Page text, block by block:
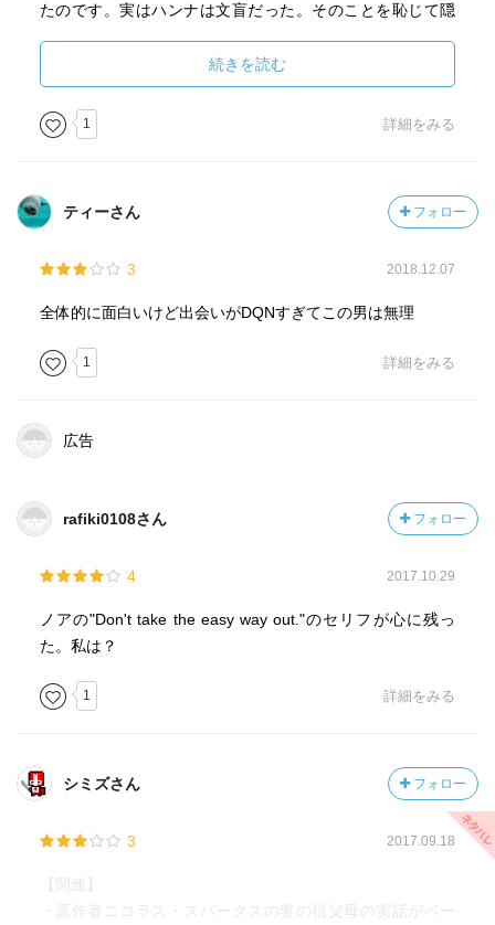
たのです。実はハンナは文盲だった。そのことを恥じて隠
と同様に懲役4年で済んだのに、殺人罪となり無期懲役の刑
を受けました。勿論マイケルは証言を迷い教授に相談しま
したが、教授はハンナのプライドを尊重した方が良いと云
い、伝えません。果たして、それだけだったのでしょう
がベターと大人的な判断もあったのではないだろうか？
そして、マイケルは、ハンナの服役している刑務所に本を
マイケルに手紙を出します。確かマイケルからは一通も返
信はなかったのでは・・・。仮出所前日にハンナは自殺し
は何だったのだろうか。ハンナを愛していたようには見え
なかった。どちらかといえばしょく罪に近かったのではな
家族とひと夏を過ごすためにノース・カロライナにやって
来た良家の子女アリーは、地元の青年ノアから熱烈なアプ
ローチを受け、やがて愛し合うようになる。 身分違いの純
症になったアリーに、ノアは昔の話を読み聞かせていた。
昔２人が出会った頃と現在が入り交じりながら展開され
青春時代や子育て時代を終えたら、老後には何も情熱をか
ふたりが貫き通した愛情は美しかったけれど、男女の愛だ
けで人生は語れないのではないか・・・。尊厳死はもっと
深く語られても良かった！
続きを読む
1 詳細をみる
ティーさん フォロー
3 2018.12.07
全体的に面白いけど出会いがDQNすぎてこの男は無理
1 詳細をみる
広告
rafiki0108さん フォロー
4 2017.10.29
ノアの"Don't take the easy way out."のセリフが心に残っ
た。私は？
1 詳細をみる
シミズさん フォロー
3 2017.09.18
【関連】
・原作者ニコラス・スパークスの妻の祖父母の実話がベー